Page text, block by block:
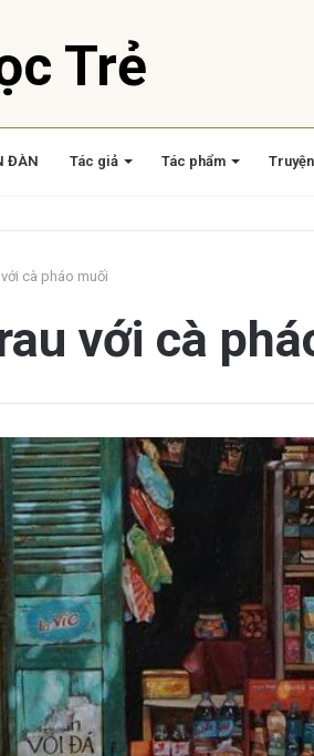
Trẻ
ĐÀN Tác giả Tác phẩm Truyện
cà pháo muối
với cà